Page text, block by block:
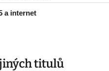
a internet
titulů